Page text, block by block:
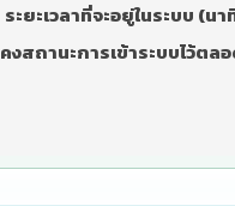
ระยะเวลาที่จะอยู่ในระบบ (นา
คงสถานะการเข้าระบบไว้ตล